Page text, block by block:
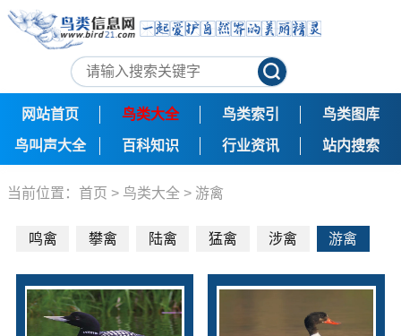
网站首页 鸟类大全 鸟类索引 鸟类图库
鸟叫声大全 百科知识 行业资讯 站内搜索
当前位置： 首页 > 鸟类大全 > 游禽
鸣禽 攀禽 陆禽 猛禽 涉禽 游禽